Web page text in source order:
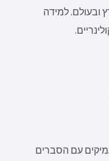
ובעולם. למידה
עם הסברים